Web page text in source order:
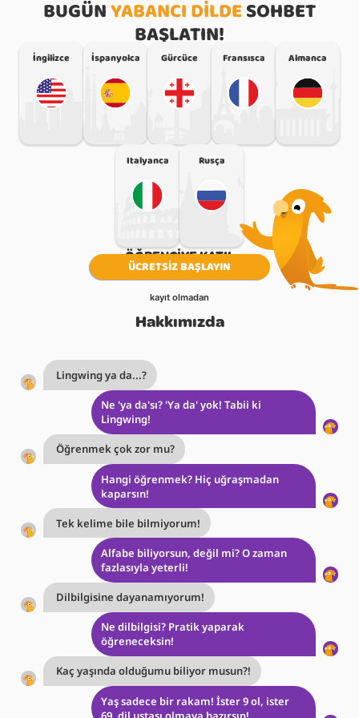
BUGÜNYABANCI DILDESOHBET
BAŞLATIN!
BAŞLA
İngilizce
BAŞLA
İspanyolca
BAŞLA
Gürcüce
BAŞLA
Fransısca
BAŞLA
Almanca
Italyanca Rusça
ÖĞRENCIYE KATIL
ÜCRETSIZ BAŞLAYIN
kayıt olmadan
Hakkımızda
Lingwing ya da...?
Ne 'ya da'sı? 'Ya da' yok! Tabii ki
Lingwing!
Öğrenmek çok zor mu?
Hangi öğrenmek? Hiç uğraşmadan
kaparsın!
Tek kelime bile bilmiyorum!
Alfabe biliyorsun, değil mi? O zaman
fazlasıyla yeterli!
Dilbilgisine dayanamıyorum!
Ne dilbilgisi? Pratik yaparak
öğreneceksin!
Kaç yaşında olduğumu biliyor musun?!
Yaş sadece bir rakam! İster 9 ol, ister
69, dil ustası olmaya hazırsın!